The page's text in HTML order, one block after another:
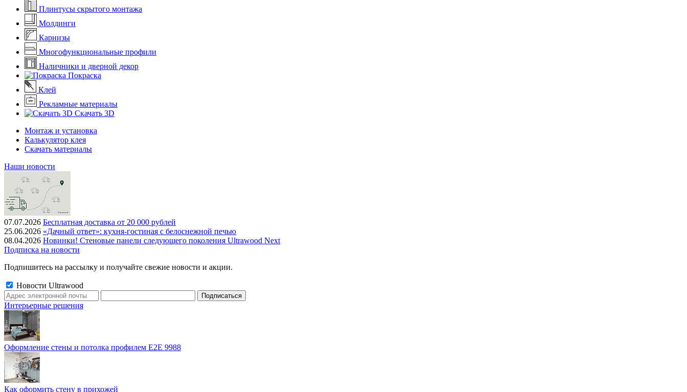
Плинтусы скрытого монтажа
Молдинги
Карнизы
Многофункциональные профили
Наличники и дверной декор
Покраска
Клей
Рекламные материалы
Скачать 3D
Монтаж и установка
Калькулятор клея
Скачать материалы
Наши новости
07.07.2026 Бесплатная доставка от 20 000 рублей
25.06.2026 «Дачный ответ»: кухня-гостиная с белоснежной печью
08.04.2026 Новинки! Стеновые панели следующего поколения Ultrawood Next
Подписка на новости
Подпишитесь на рассылку и получайте свежие новости и акции.
Новости Ultrawood
Интерьерные решения
Оформление стены и потолка профилем E2E 9988
Как оформить стену в прихожей